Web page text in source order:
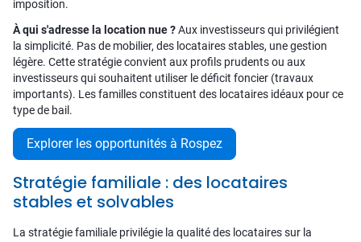
imposition.
À qui s'adresse la location nue ?Aux investisseurs qui privilégient
la simplicité. Pas de mobilier, des locataires stables, une gestion
légère. Cette stratégie convient aux profils prudents ou aux
investisseurs qui souhaitent utiliser le déficit foncier (travaux
importants). Les familles constituent des locataires idéaux pour ce
type de bail.
Explorer les opportunités à Rospez
Stratégie familiale : des locataires
stables et solvables
La stratégie familiale privilégie la qualité des locataires sur la